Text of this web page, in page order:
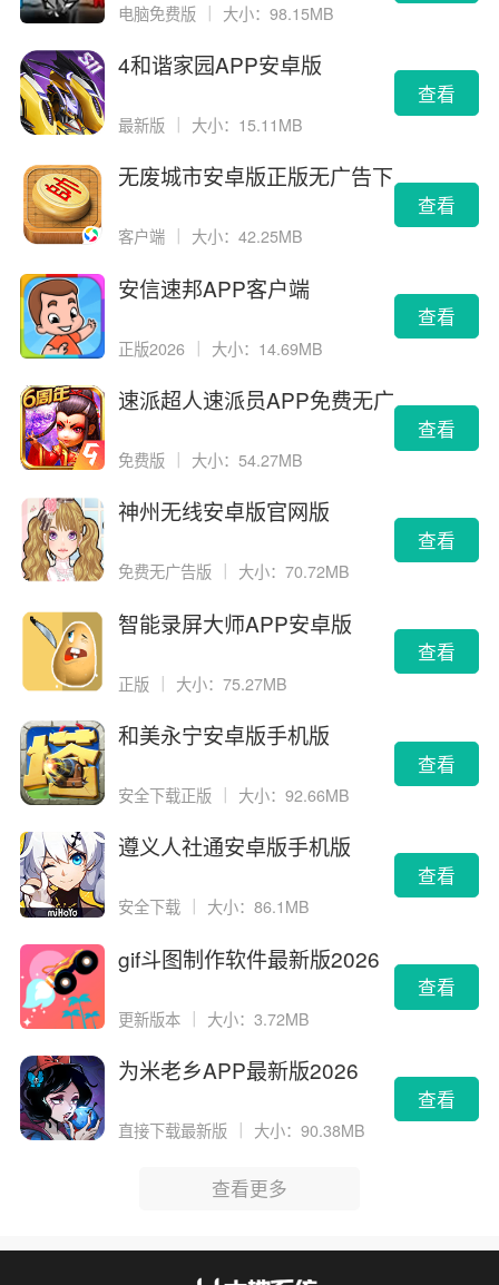
电脑免费版 ｜ 大小：98.15MB
4和谐家园APP安卓版
最新版 大小：15.11MB
查看
无废城市安卓版正版无广告下
客户端 大小：42.25MB
查看
安信速邦APP客户端
正版2026 ｜ 大小：14.69MB
查看
速派超人速派员APP免费无广
免费版 大小：54.27MB
查看
神州无线安卓版官网版
免费无广告版 大小：70.72MB
查看
智能录屏大师APP安卓版
正版 ｜ 大小：75.27MB
查看
和美永宁安卓版手机版
安全下载正版 大小：92.66MB
查看
遵义人社通安卓版手机版
安全下载 大小：86.1MB
查看
gif斗图制作软件最新版2026
更新版本 ｜ 大小：3.72MB
查看
为米老乡APP最新版2026
直接下载最新版 大小：90.38MB
查看
查看更多